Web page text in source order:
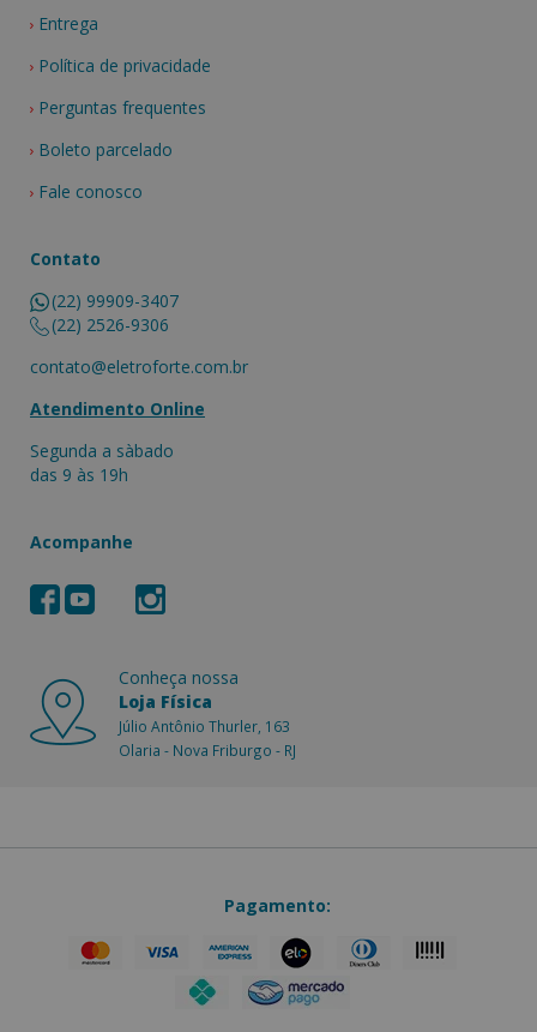
Entrega
Política de privacidade
Perguntas frequentes
Boleto parcelado
Fale conosco
Contato
(22) 99909-3407
(22) 2526-9306
contato@eletroforte.com.br
Atendimento Online
Segunda a sàbado
das 9 às 19h
Acompanhe
Conheça nossa
Loja Física
Júlio Antônio Thurler, 163
Olaria - Nova Friburgo - RJ
Pagamento: